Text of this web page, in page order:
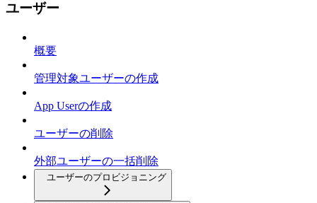
ユーザー
概要
管理対象ユーザーの作成
App Userの作成
ユーザーの削除
外部ユーザーの一括削除
ユーザーのプロビジョニング